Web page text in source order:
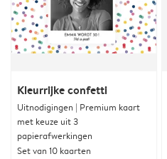
Kleurrijke confetti
Uitnodigingen | Premium kaart
met keuze uit 3
papierafwerkingen
Set van 10 kaarten